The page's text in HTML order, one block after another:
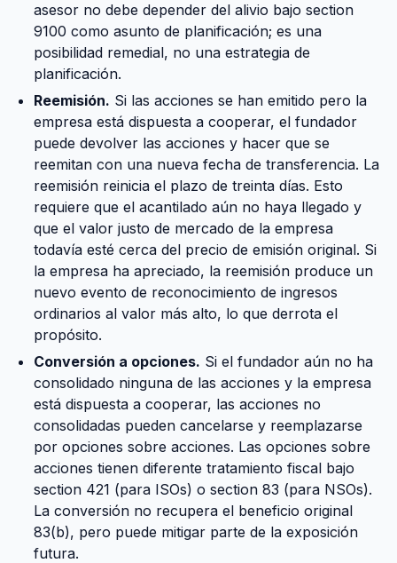
asesor no debe depender del alivio bajo section
9100 como asunto de planificación; es una
posibilidad remedial, no una estrategia de
planificación.
Reemisión. Si las acciones se han emitido pero la
empresa está dispuesta a cooperar, el fundador
puede devolver las acciones y hacer que se
reemitan con una nueva fecha de transferencia. La
reemisión reinicia el plazo de treinta días. Esto
requiere que el acantilado aún no haya llegado y
que el valor justo de mercado de la empresa
todavía esté cerca del precio de emisión original. Si
la empresa ha apreciado, la reemisión produce un
nuevo evento de reconocimiento de ingresos
ordinarios al valor más alto, lo que derrota el
propósito.
Conversión a opciones. Si el fundador aún no ha
consolidado ninguna de las acciones y la empresa
está dispuesta a cooperar, las acciones no
consolidadas pueden cancelarse y reemplazarse
por opciones sobre acciones. Las opciones sobre
acciones tienen diferente tratamiento fiscal bajo
section 421 (para ISOs) o section 83 (para NSOs).
La conversión no recupera el beneficio original
83(b), pero puede mitigar parte de la exposición
futura.